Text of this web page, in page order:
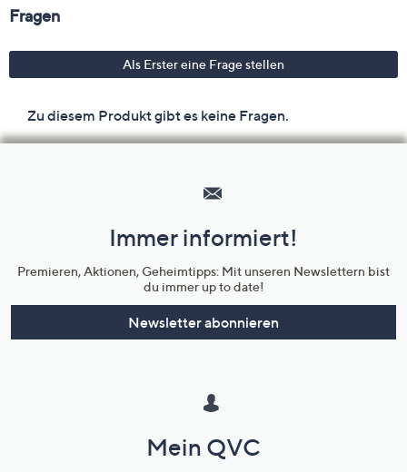
Unternehmensinformationen
Immer informiert!
Premieren, Aktionen, Geheimtipps: Mit unseren Newslettern bist
du immer up to date!
Newsletter abonnieren
Mein QVC